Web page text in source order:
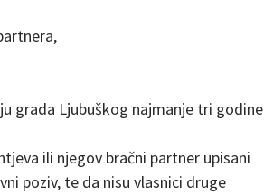
grada Ljubuškog najmanje tri godine
ili njegov bračni partner upisani
poziv, te da nisu vlasnici druge